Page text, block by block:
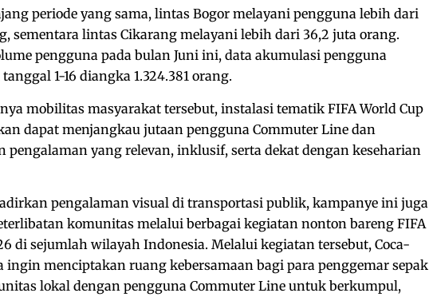
periode yang sama, lintas Bogor melayani pengguna lebih dari
sementara lintas Cikarang melayani lebih dari 36,2 juta orang.
pengguna pada bulan Juni ini, data akumulasi pengguna
1-16 diangka 1.324.381 orang.
mobilitas masyarakat tersebut, instalasi tematik FIFA World Cup
dapat menjangkau jutaan pengguna Commuter Line dan
pengalaman yang relevan, inklusif, serta dekat dengan keseharian
pengalaman visual di transportasi publik, kampanye ini juga
komunitas melalui berbagai kegiatan nonton bareng FIFA
di sejumlah wilayah Indonesia. Melalui kegiatan tersebut, Coca-
ingin menciptakan ruang kebersamaan bagi para penggemar sepak
lokal dengan pengguna Commuter Line untuk berkumpul,